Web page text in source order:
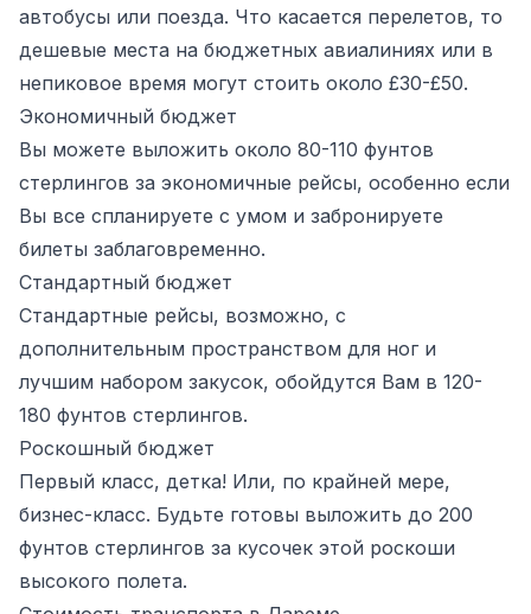
автобусы или поезда. Что касается перелетов, то
дешевые места на бюджетных авиалиниях или в
непиковое время могут стоить около £30-£50.
Экономичный бюджет
Вы можете выложить около 80-110 фунтов
стерлингов за экономичные рейсы, особенно если
Вы все спланируете с умом и забронируете
билеты заблаговременно.
Стандартный бюджет
Стандартные рейсы, возможно, с
дополнительным пространством для ног и
лучшим набором закусок, обойдутся Вам в 120-
180 фунтов стерлингов.
Роскошный бюджет
Первый класс, детка! Или, по крайней мере,
бизнес-класс. Будьте готовы выложить до 200
фунтов стерлингов за кусочек этой роскоши
высокого полета.